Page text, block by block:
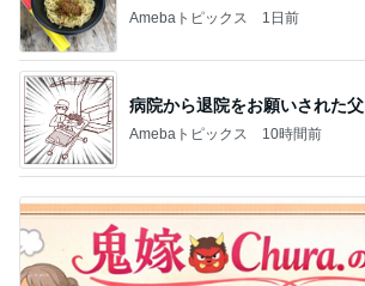
Amebaトピックス 1日前
病院から退院をお願いされた父
Amebaトピックス 10時間前